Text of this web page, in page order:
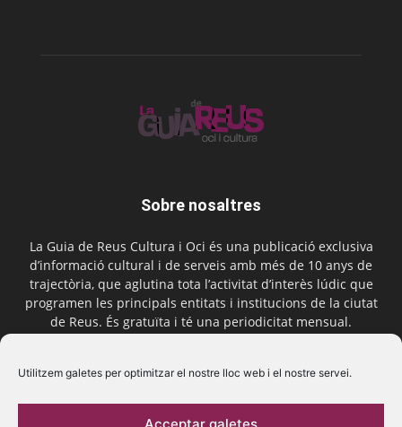
Utilitzem galetes per optimitzar el nostre lloc web i el nostre servei.
Acceptar galetes
Sobre nosaltres
La Guia de Reus Cultura i Oci és una publicació exclusiva
d’informació cultural i de serveis amb més de 10 anys de
trajectòria, que aglutina tota l’activitat d’interès lúdic que
programen les principals entitats i institucions de la ciutat
de Reus. És gratuïta i té una periodicitat mensual.